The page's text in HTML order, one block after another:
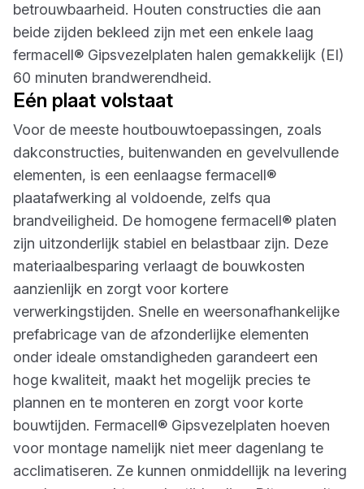
betrouwbaarheid. Houten constructies die aan
beide zijden bekleed zijn met een enkele laag
fermacell® Gipsvezelplaten halen gemakkelijk (EI)
60 minuten brandwerendheid.
Eén plaat volstaat
Voor de meeste houtbouwtoepassingen, zoals
dakconstructies, buitenwanden en gevelvullende
elementen, is een eenlaagse fermacell®
plaatafwerking al voldoende, zelfs qua
brandveiligheid. De homogene fermacell® platen
zijn uitzonderlijk stabiel en belastbaar zijn. Deze
materiaalbesparing verlaagt de bouwkosten
aanzienlijk en zorgt voor kortere
verwerkingstijden. Snelle en weersonafhankelijke
prefabricage van de afzonderlijke elementen
onder ideale omstandigheden garandeert een
hoge kwaliteit, maakt het mogelijk precies te
plannen en te monteren en zorgt voor korte
bouwtijden. Fermacell® Gipsvezelplaten hoeven
voor montage namelijk niet meer dagenlang te
acclimatiseren. Ze kunnen onmiddellijk na levering